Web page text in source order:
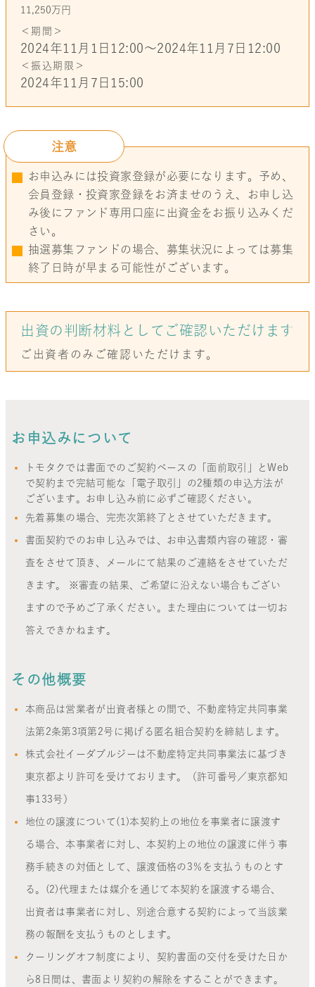
11,250万円
＜期間＞
2024年11月1日12:00〜2024年11月7日12:00
＜振込期限＞
2024年11月7日15:00
注意
お申込みには投資家登録が必要になります。予め、
会員登録・投資家登録をお済ませのうえ、お申し込
み後にファンド専用口座に出資金をお振り込みくだ
さい。
抽選募集ファンドの場合、募集状況によっては募集
終了日時が早まる可能性がございます。
出資の判断材料としてご確認いただけます
ご出資者のみご確認いただけます。
お申込みについて
トモタクでは書面でのご契約ベースの「面前取引」とWeb
で契約まで完結可能な「電子取引」の2種類の申込方法が
ございます。お申し込み前に必ずご確認ください。
先着募集の場合、完売次第終了とさせていただきます。
書面契約でのお申し込みでは、お申込書類内容の確認・審
査をさせて頂き、メールにて結果のご連絡をさせていただ
きます。 ※審査の結果、ご希望に沿えない場合もござい
ますので予めご了承ください。また理由については一切お
答えできかねます。
その他概要
本商品は営業者が出資者様との間で、不動産特定共同事業
法第2条第3項第2号に掲げる匿名組合契約を締結します。
株式会社イーダブルジーは不動産特定共同事業法に基づき
東京都より許可を受けております。（許可番号／東京都知
事133号）
地位の譲渡について(1)本契約上の地位を事業者に譲渡す
る場合、本事業者に対し、本契約上の地位の譲渡に伴う事
務手続きの対価として、譲渡価格の3％を支払うものとす
る。(2)代理または媒介を通じて本契約を譲渡する場合、
出資者は事業者に対し、別途合意する契約によって当該業
務の報酬を支払うものとします。
クーリングオフ制度により、契約書面の交付を受けた日か
ら8日間は、書面より契約の解除をすることができます。